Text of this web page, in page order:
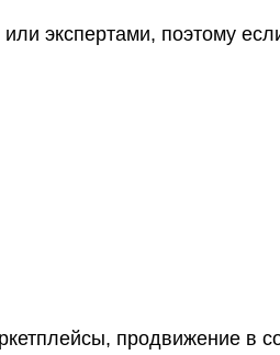
экспертами, поэтому
продвижение в